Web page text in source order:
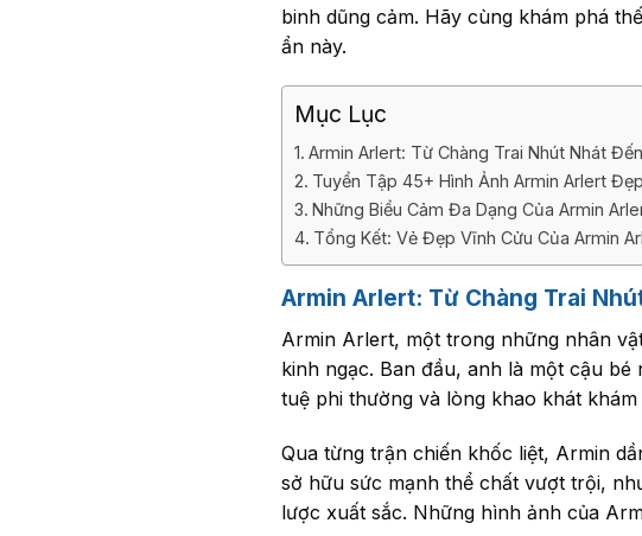
binh dũng cảm. Hãy cùng khám phá
ẩn này.
Mục Lục
Armin Arlert: Từ Chàng Trai Nhút Nhát
Tuyển Tập 45+ Hình Ảnh Armin Arlert
Những Biểu Cảm Đa Dạng Của Armin
Tổng Kết: Vẻ Đẹp Vĩnh Cửu Của Armin
Armin Arlert: Từ Chàng Trai
Armin Arlert, một trong những nhân
kinh ngạc. Ban đầu, anh là một cậu
tuệ phi thường và lòng khao khát
Qua từng trận chiến khốc liệt, Armin
sở hữu sức mạnh thể chất vượt trội,
lược xuất sắc. Những hình ảnh của